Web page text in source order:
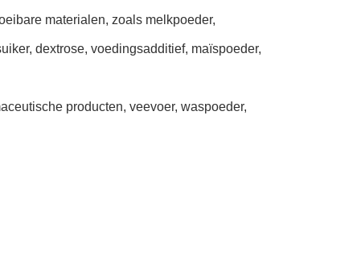
materialen, zoals melkpoeder,
dextrose, voedingsadditief, maïspoeder,
producten, veevoer, waspoeder,